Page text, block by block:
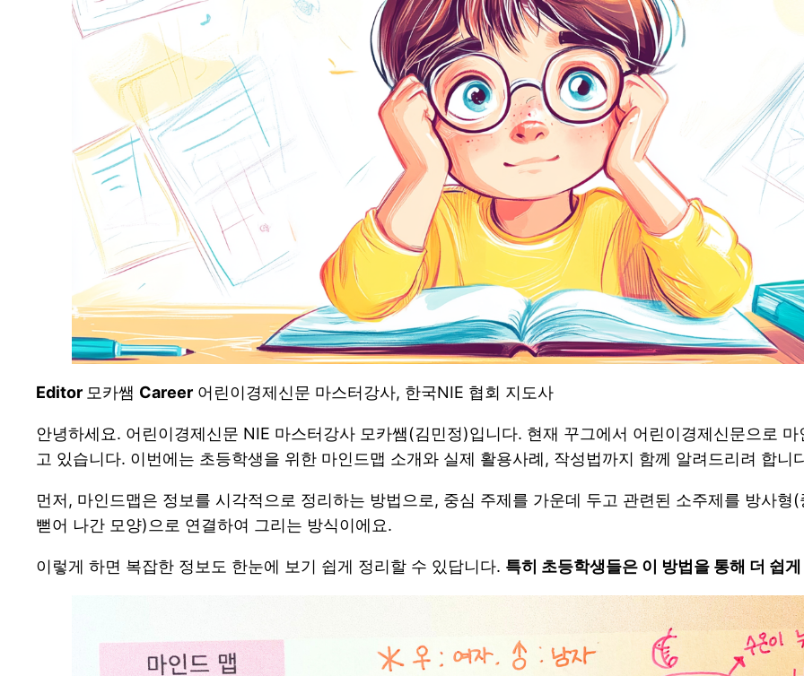
Editor 모카쌤 Career 어린이경제신문 마스터강사, 한국NIE 협회 지도사
안녕하세요. 어린이경제신문 NIE 마스터강사 모카쌤(김민정)입니다. 현재 꾸그에서 어린이경제신문으로
고 있습니다. 이번에는 초등학생을 위한 마인드맵 소개와 실제 활용사례, 작성법까지 함께 알려드리려 합니
먼저, 마인드맵은 정보를 시각적으로 정리하는 방법으로, 중심 주제를 가운데 두고 관련된 소주제를 방사
뻗어 나간 모양)으로 연결하여 그리는 방식이에요.
이렇게 하면 복잡한 정보도 한눈에 보기 쉽게 정리할 수 있답니다. 특히 초등학생들은 이 방법을 통해 더 쉽